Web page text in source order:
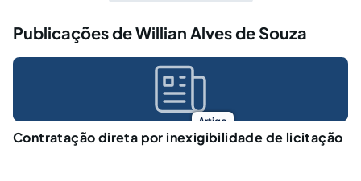
Publicações de Willian Alves de Souza
Artigo
Contratação direta por inexigibilidade de licitação